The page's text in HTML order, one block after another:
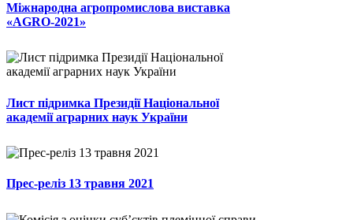
Міжнародна агропромислова виставка
«AGRO-2021»
Лист підримка Президії Національної
академії аграрних наук України
Прес-реліз 13 травня 2021